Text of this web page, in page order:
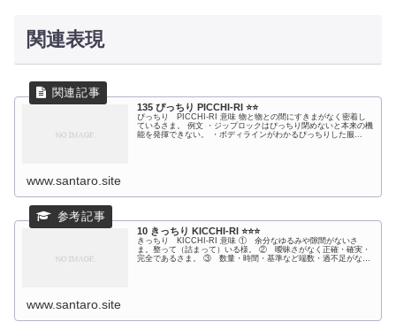
関連表現
135 ぴっちり PICCHI-RI ⭐️⭐️
ぴっちり PICCHI-RI 意味 物と物との間にすきまがなく密着し
ているさま。 例文 ・ジップロックはぴっちり閉めないと本来の機
能を発揮できない。 ・ボディラインがわかるぴっちりした服...
www.santaro.site
10 きっちり KICCHI-RI ⭐️⭐️⭐️
きっちり KICCHI-RI 意味 ① 余分なゆるみや隙間がないさ
ま。整って（詰まって）いる様。 ② 曖昧さがなく正確・確実・
完全であるさま。 ③ 数量・時間・基準など端数・過不足がな
www.santaro.site